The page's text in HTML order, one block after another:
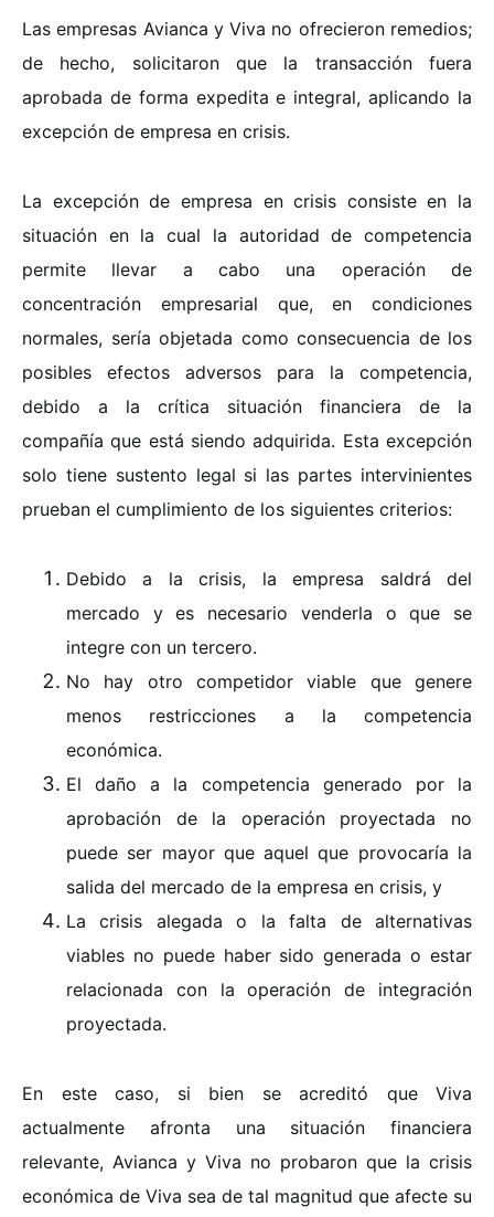
Las empresas Avianca y Viva no ofrecieron remedios;
de hecho, solicitaron que la transacción fuera
aprobada de forma expedita e integral, aplicando la
excepción de empresa en crisis.
La excepción de empresa en crisis consiste en la
situación en la cual la autoridad de competencia
permite llevar a cabo una operación de
concentración empresarial que, en condiciones
normales, sería objetada como consecuencia de los
posibles efectos adversos para la competencia,
debido a la crítica situación financiera de la
compañía que está siendo adquirida. Esta excepción
solo tiene sustento legal si las partes intervinientes
prueban el cumplimiento de los siguientes criterios:
Debido a la crisis, la empresa saldrá del
mercado y es necesario venderla o que se
integre con un tercero.
No hay otro competidor viable que genere
menos restricciones a la competencia
económica.
El daño a la competencia generado por la
aprobación de la operación proyectada no
puede ser mayor que aquel que provocaría la
salida del mercado de la empresa en crisis, y
La crisis alegada o la falta de alternativas
viables no puede haber sido generada o estar
relacionada con la operación de integración
proyectada.
En este caso, si bien se acreditó que Viva
actualmente afronta una situación financiera
relevante, Avianca y Viva no probaron que la crisis
económica de Viva sea de tal magnitud que afecte su